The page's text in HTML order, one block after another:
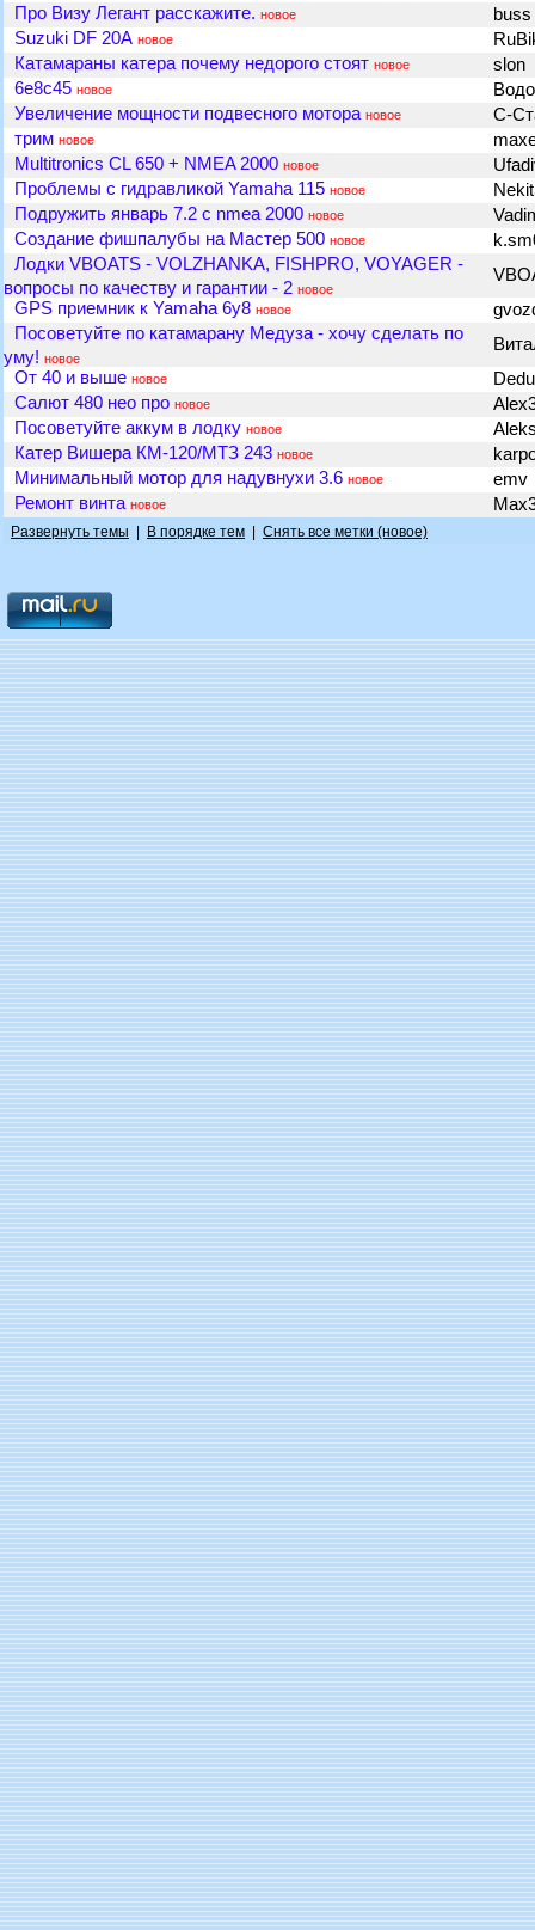
Про Визу Легант расскажите. новое
buss
Suzuki DF 20A новое
Катамараны катера почему недорого стоят новое
slon
6e8c45 новое
Увеличение мощности подвесного мотора новое
С-
трим новое
Multitronics CL 650 + NMEA 2000 новое
Проблемы с гидравликой Yamaha 115 новое
Подружить январь 7.2 с nmea 2000 новое
Создание фишпалубы на Мастер 500 новое
Лодки VBOATS - VOLZHANKA, FISHPRO, VOYAGER -
вопросы по качеству и гарантии - 2 новое
GPS приемник к Yamaha 6y8 новое
Посоветуйте по катамарану Медуза - хочу сделать по
уму! новое
От 40 и выше новое
Салют 480 нео про новое
Посоветуйте аккум в лодку новое
Катер Вишера КМ-120/МТЗ 243 новое
Минимальный мотор для надувнухи 3.6 новое
emv
Ремонт винта новое
Развернуть темы В порядке тем Снять все метки (новое)